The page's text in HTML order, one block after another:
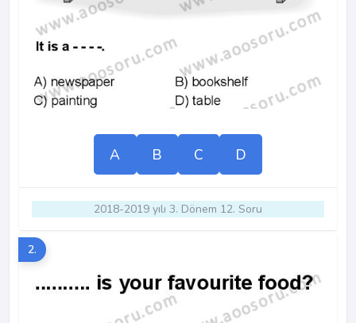
A B C D
2018-2019 yılı 3. Dönem 12. Soru
2.